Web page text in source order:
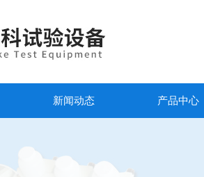
新闻动态 产品中心